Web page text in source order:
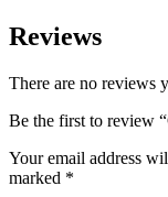
Reviews
There are no reviews
Be the first to review
Your email address
marked *